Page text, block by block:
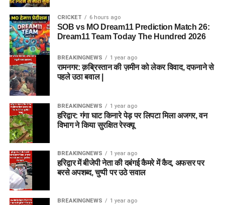
CRICKET 6 hours ago
SOB vs MO Dream11 Prediction Match 26:
Dream11 Team Today The Hundred 2026
BREAKINGNEWS 1 year ago
रामनगर: क़ब्रिस्तान की ज़मीन को लेकर विवाद, दफनाने से
पहले उठा बवाल |
BREAKINGNEWS 1 year ago
हरिद्वार: गंगा घाट किनारे पेड़ पर लिपटा मिला अजगर, वन
विभाग ने किया सुरक्षित रेस्क्यू
BREAKINGNEWS 1 year ago
हरिद्वार में बीजेपी नेता की दबंगई कैमरे में कैद, अफसर पर
बरसे अपशब्द, चुप्पी पर उठे सवाल
BREAKINGNEWS 1 year ago